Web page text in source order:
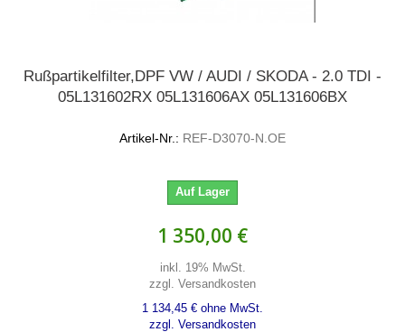
Rußpartikelfilter,DPF VW / AUDI / SKODA - 2.0 TDI -
05L131602RX 05L131606AX 05L131606BX
Artikel-Nr.: REF-D3070-N.OE
Auf Lager
1 350,00 €
inkl. 19% MwSt.
zzgl. Versandkosten
1 134,45 € ohne MwSt.
zzgl. Versandkosten